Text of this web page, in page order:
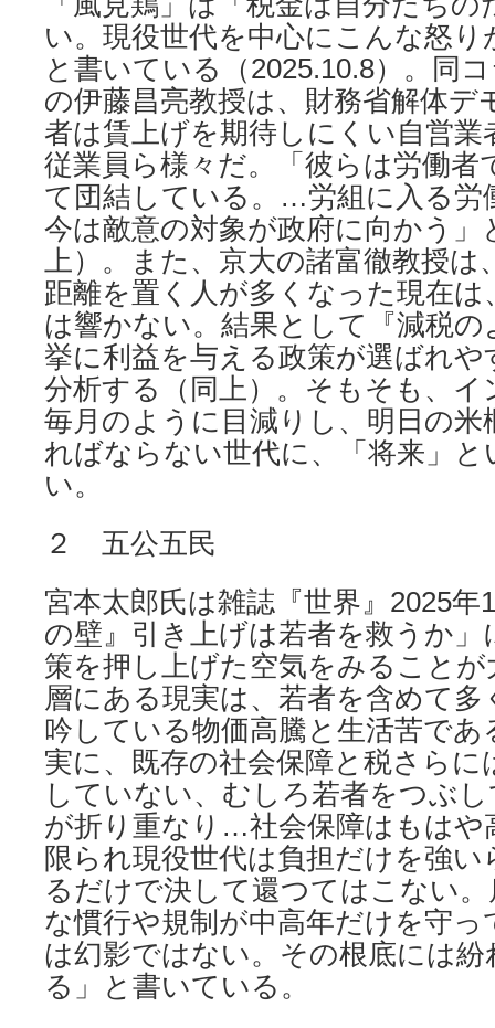
い。現役世代を中心にこんな怒
と書いている（2025.10.8）。同
の伊藤昌亮教授は、財務省解体デ
者は賃上げを期待しにくい自営業
従業員ら様々だ。「彼らは労働者
て団結している。…労組に入る労
今は敵意の対象が政府に向かう」
上）。また、京大の諸富徹教授
距離を置く人が多くなった現在は
は響かない。結果として『減税
挙に利益を与える政策が選ばれ
分析する（同上）。そもそも、
毎月のように目減りし、明日の
ればならない世代に、「将来」
い。
２ 五公五民
宮本太郎氏は雑誌『世界』2025年
の壁』引き上げは若者を救うか
策を押し上げた空気をみること
層にある現実は、若者を含めて
吟している物価高騰と生活苦で
実に、既存の社会保障と税さらに
していない、むしろ若者をつぶ
が折り重なり…社会保障はもはや
限られ現役世代は負担だけを強
るだけで決して還つてはこない
な慣行や規制が中高年だけを守っ
は幻影ではない。その根底には
る」と書いている。